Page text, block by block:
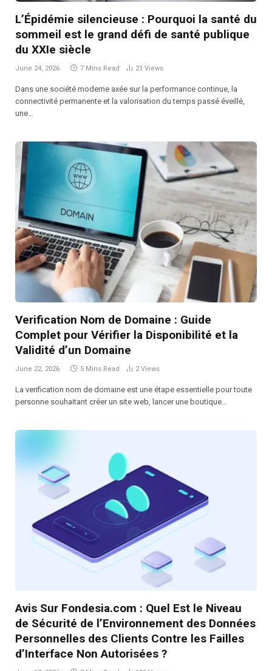
L’Épidémie silencieuse : Pourquoi la santé du
sommeil est le grand défi de santé publique
du XXIe siècle
June 24, 2026 7 Mins Read 21 Views
Dans une société moderne axée sur la performance continue, la
connectivité permanente et la valorisation du temps passé éveillé,
une…
Verification Nom de Domaine : Guide
Complet pour Vérifier la Disponibilité et la
Validité d’un Domaine
June 22, 2026 5 Mins Read 2Views
La verification nom de domaine est une étape essentielle pour toute
personne souhaitant créer un site web, lancer une boutique…
Avis Sur Fondesia.com : Quel Est le Niveau
de Sécurité de l’Environnement des Données
Personnelles des Clients Contre les Failles
d’Interface Non Autorisées ?